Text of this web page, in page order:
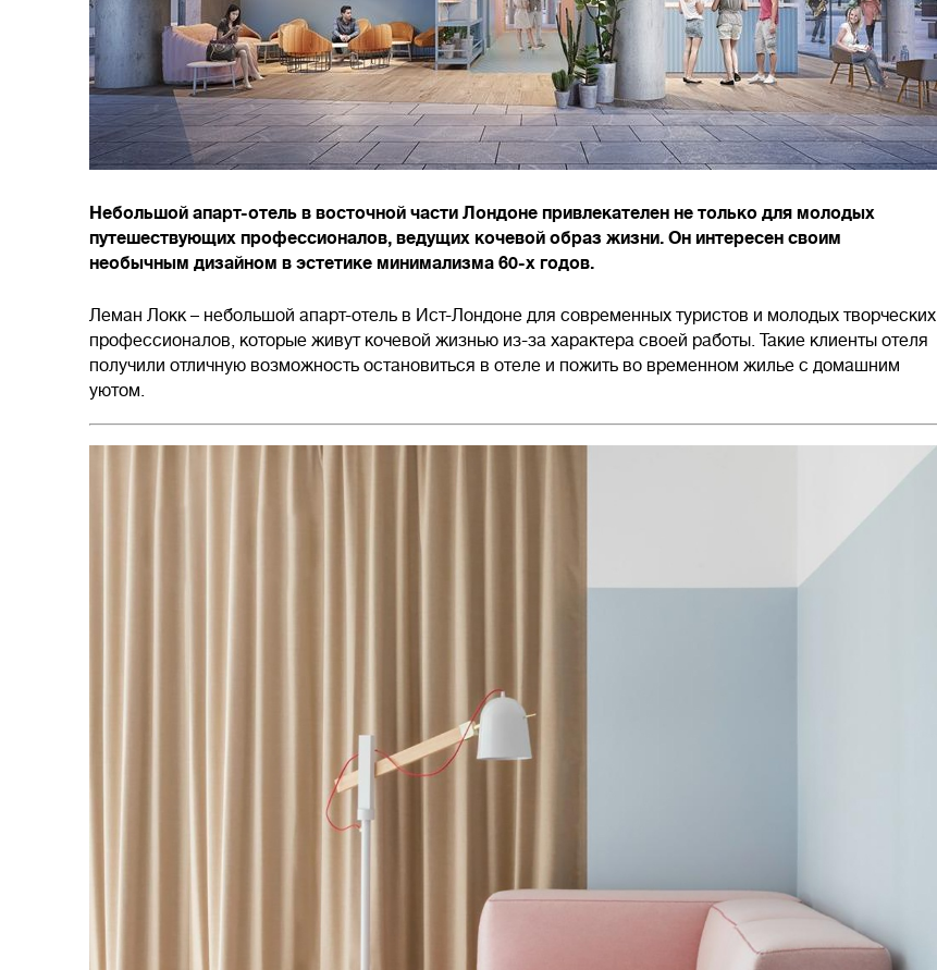
Небольшой апарт-отель в восточной части Лондоне привлекателен не только для молодых
путешествующих профессионалов, ведущих кочевой образ жизни. Он интересен своим
необычным дизайном в эстетике минимализма 60-х годов.
Леман Локк – небольшой апарт-отель в Ист-Лондоне для современных туристов и молодых творческих
профессионалов, которые живут кочевой жизнью из-за характера своей работы. Такие клиенты отеля
получили отличную возможность остановиться в отеле и пожить во временном жилье с домашним
уютом.